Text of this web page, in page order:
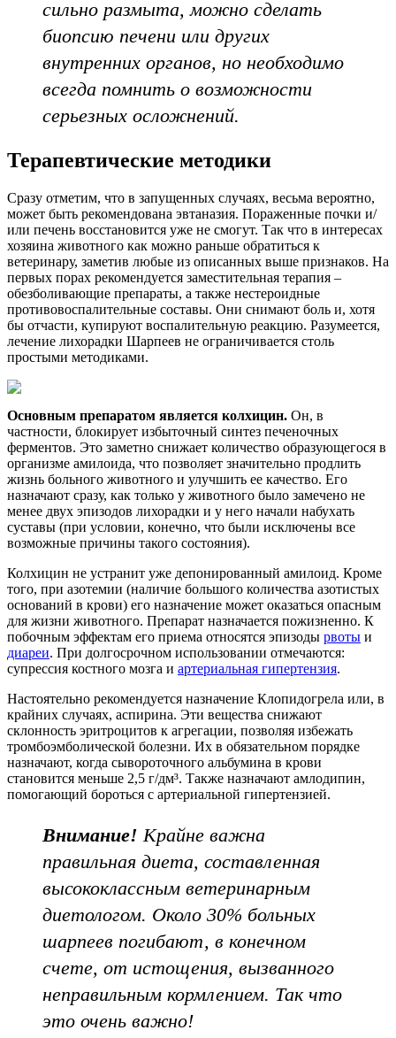
сильно размыта, можно сделать
биопсию печени или других
внутренних органов, но необходимо
всегда помнить о возможности
серьезных осложнений.
Терапевтические методики
Сразу отметим, что в запущенных случаях, весьма вероятно,
может быть рекомендована эвтаназия. Пораженные почки и/
или печень восстановится уже не смогут. Так что в интересах
хозяина животного как можно раньше обратиться к
ветеринару, заметив любые из описанных выше признаков. На
первых порах рекомендуется заместительная терапия –
обезболивающие препараты, а также нестероидные
противовоспалительные составы. Они снимают боль и, хотя
бы отчасти, купируют воспалительную реакцию. Разумеется,
лечение лихорадки Шарпеев не ограничивается столь
простыми методиками.
Основным препаратом является колхицин. Он, в
частности, блокирует избыточный синтез печеночных
ферментов. Это заметно снижает количество образующегося в
организме амилоида, что позволяет значительно продлить
жизнь больного животного и улучшить ее качество. Его
назначают сразу, как только у животного было замечено не
менее двух эпизодов лихорадки и у него начали набухать
суставы (при условии, конечно, что были исключены все
возможные причины такого состояния).
Колхицин не устранит уже депонированный амилоид. Кроме
того, при азотемии (наличие большого количества азотистых
оснований в крови) его назначение может оказаться опасным
для жизни животного. Препарат назначается пожизненно. К
побочным эффектам его приема относятся эпизоды рвоты и
диареи. При долгосрочном использовании отмечаются:
супрессия костного мозга и артериальная гипертензия.
Настоятельно рекомендуется назначение Клопидогрела или, в
крайних случаях, аспирина. Эти вещества снижают
склонность эритроцитов к агрегации, позволяя избежать
тромбоэмболической болезни. Их в обязательном порядке
назначают, когда сывороточного альбумина в крови
становится меньше 2,5 г/дм³. Также назначают амлодипин,
помогающий бороться с артериальной гипертензией.
Внимание! Крайне важна
правильная диета, составленная
высококлассным ветеринарным
диетологом. Около 30% больных
шарпеев погибают, в конечном
счете, от истощения, вызванного
неправильным кормлением. Так что
это очень важно!